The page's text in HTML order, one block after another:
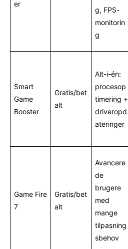
er
g, FPS-
monitorin
g
Smart
Game
Booster
Gratis/bet
alt
Alt-i-én:
procesop
timering +
driveropd
ateringer
Game Fire
7
Gratis/bet
alt
Avancere
de
brugere
med
mange
tilpasning
sbehov